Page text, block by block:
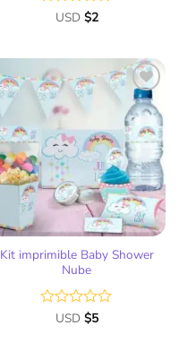
Valorado
de
5
USD $2
Añadir
a la
lista
de
deseos
Kit imprimible Baby Shower
Nube
Valorado
USD $5